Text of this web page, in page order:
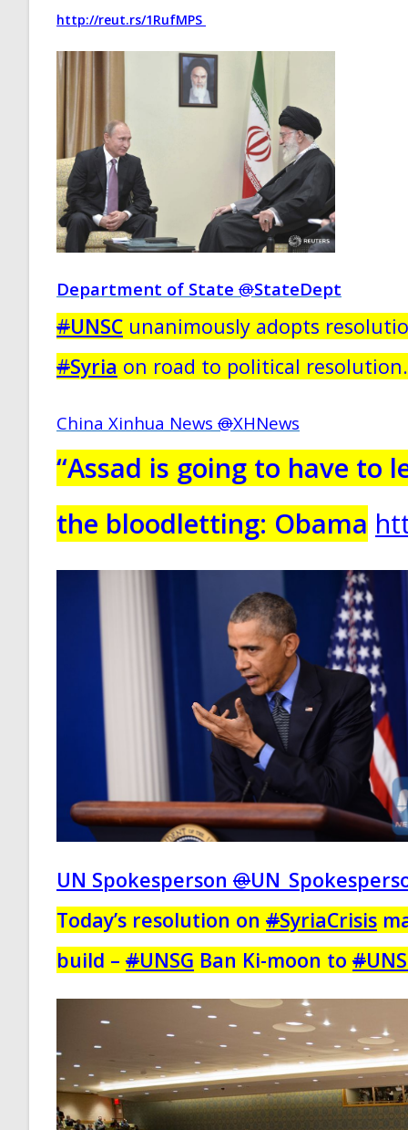
http://reut.rs/1RufMPS
Department of State @StateDept
#UNSC unanimously adopts
#Syria on road to political resolution.
@XHNews
“Assad is going to have to
the bloodletting: Obama
UN Spokesperson @
Today’s resolution on #SyriaCrisis
build – #UNSG Ban Ki-moon to #